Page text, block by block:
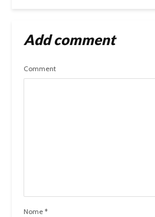
Add comment
Comment
Nome *